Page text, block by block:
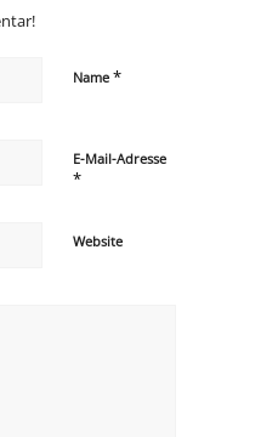
Name *
E-Mail-Adresse
*
Website